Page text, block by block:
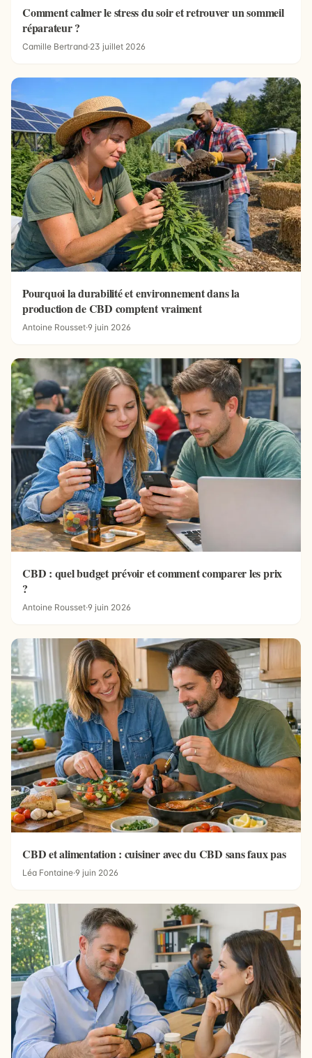
Comment calmer le stress du soir et retrouver un sommeil
réparateur ?
Camille Bertrand·23 juillet 2026
Pourquoi la durabilité et environnement dans la
production de CBD comptent vraiment
Antoine Rousset·9 juin 2026
CBD : quel budget prévoir et comment comparer les prix
?
Antoine Rousset·9 juin 2026
CBD et alimentation : cuisiner avec du CBD sans faux pas
Léa Fontaine·9 juin 2026